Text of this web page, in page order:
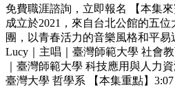
免費職涯諮詢，立即報名 【本集來
成立於2021，來自台北公館的五
團，以青春活力的音樂風格和平
Lucy｜主唱｜臺灣師範大學 社會
｜臺灣師範大學 科技應用與人力
臺灣大學 哲學系 【本集重點】